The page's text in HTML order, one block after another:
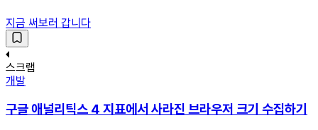
지금 써보러 갑니다
스크랩
개발
구글 애널리틱스 4 지표에서 사라진 브라우저 크기 수집하기